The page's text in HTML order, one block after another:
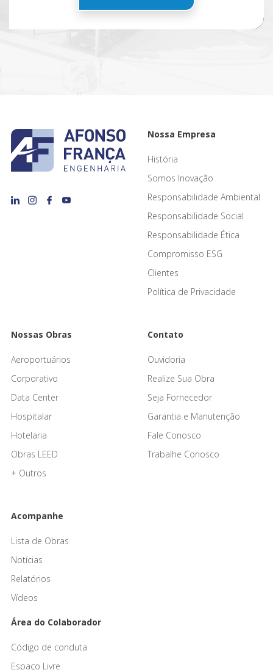
Nossa Empresa
História
Somos Inovação
Responsabilidade Ambiental
Responsabilidade Social
Responsabilidade Ética
Compromisso ESG
Clientes
Política de Privacidade
Nossas Obras
Aeroportuários
Corporativo
Data Center
Hospitalar
Hotelaria
Obras LEED
+ Outros
Contato
Ouvidoria
Realize Sua Obra
Seja Fornecedor
Garantia e Manutenção
Fale Conosco
Trabalhe Conosco
Acompanhe
Lista de Obras
Notícias
Relatórios
Vídeos
Área do Colaborador
Código de conduta
Espaço Livre